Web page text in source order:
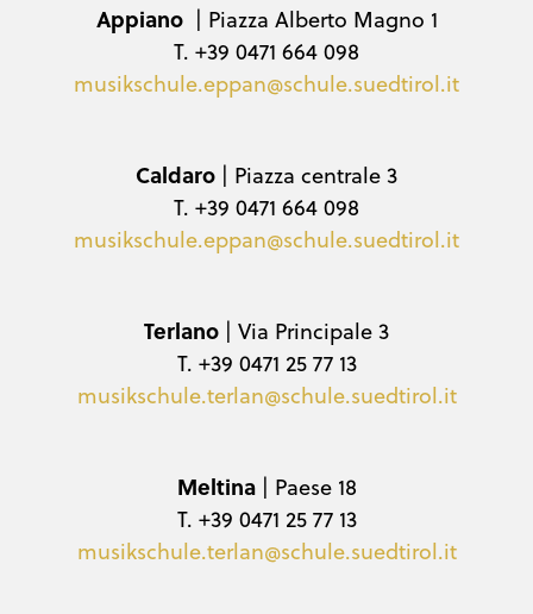
Appiano | Piazza Alberto Magno 1
T. +39 0471 664 098
musikschule.eppan@schule.suedtirol.it
Caldaro | Piazza centrale 3
T. +39 0471 664 098
musikschule.eppan@schule.suedtirol.it
Terlano | Via Principale 3
T. +39 0471 25 77 13
musikschule.terlan@schule.suedtirol.it
Meltina| Paese 18
T. +39 0471 25 77 13
musikschule.terlan@schule.suedtirol.it